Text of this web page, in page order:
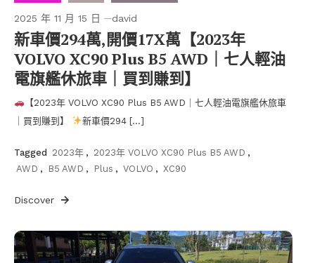
2025 年 11 月 15 日 david
新車價294萬,開價17X萬【2023年
VOLVO XC90 Plus B5 AWD｜七人輕油
電旗艦休旅車｜買到賺到】
【2023年 VOLVO XC90 Plus B5 AWD｜七人輕油電旗艦休旅車
｜買到賺到】
新車價294 […]
Tagged 2023年 , 2023年 VOLVO XC90 Plus B5 AWD ,
AWD , B5 AWD , Plus , VOLVO , XC90
Discover